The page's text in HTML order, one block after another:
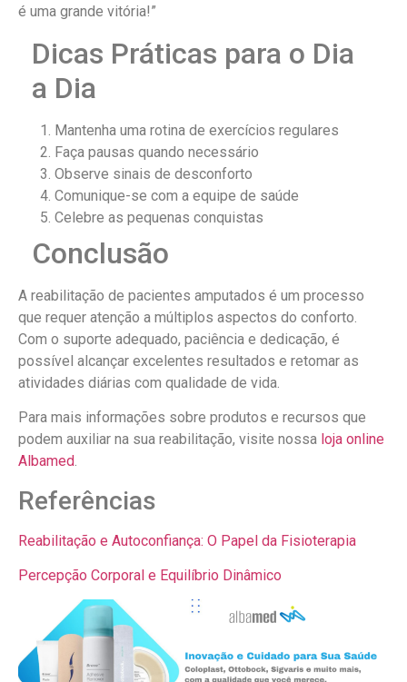
é uma grande vitória!”
Dicas Práticas para o Dia
a Dia
Mantenha uma rotina de exercícios regulares
Faça pausas quando necessário
Observe sinais de desconforto
Comunique-se com a equipe de saúde
Celebre as pequenas conquistas
Conclusão
A reabilitação de pacientes amputados é um processo
que requer atenção a múltiplos aspectos do conforto.
Com o suporte adequado, paciência e dedicação, é
possível alcançar excelentes resultados e retomar as
atividades diárias com qualidade de vida.
Para mais informações sobre produtos e recursos que
podem auxiliar na sua reabilitação, visite nossa loja online
Albamed.
Referências
Reabilitação e Autoconfiança: O Papel da Fisioterapia
Percepção Corporal e Equilíbrio Dinâmico